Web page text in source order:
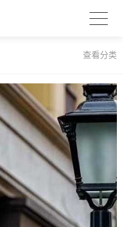
查看分类